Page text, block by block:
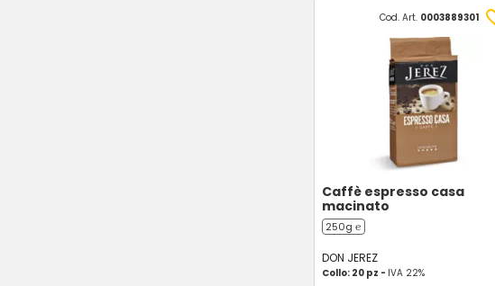
Cod. Art. 0003889301
Caffè espresso casa
macinato
250g ℮
DON JEREZ
Collo: 20 pz - IVA 22%